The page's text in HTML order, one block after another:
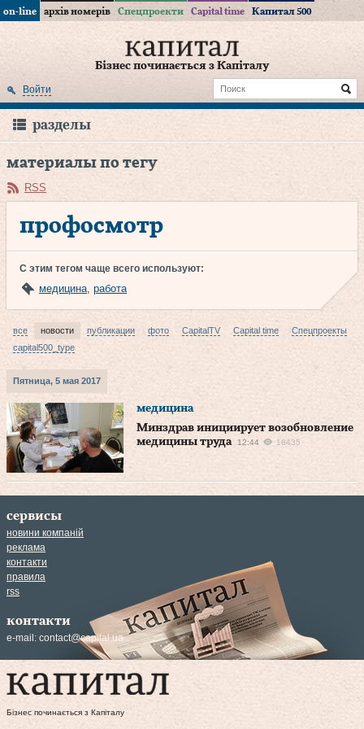
on-line архів номерів Спецпроекти Capital time Капитал 500
Бізнес починається з Капіталу
Войти
разделы
материалы по тегу
RSS
профосмотр
С этим тегом чаще всего используют:
медицина, работа
все новости публикации фото CapitalTV Capital time
Спецпроекты
capital500_type
Пятница, 5 мая 2017
медицина
Минздрав инициирует возобновление
медицины труда
12:44 18435
сервисы
новини компаній
реклама
контакти
правила
rss
контакти
e-mail: contact@capital.ua
Бізнес починається з Капіталу